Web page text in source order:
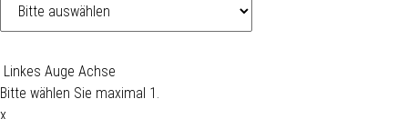
Linkes Auge Achse
Bitte wählen Sie maximal 1.
x